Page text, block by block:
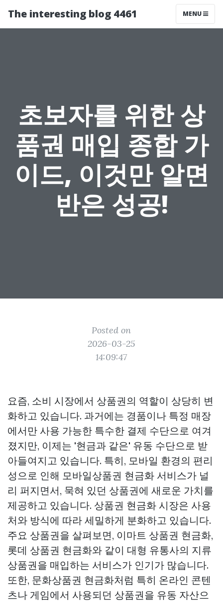
The interesting blog 4461 MENU
초보자를 위한 상
품권 매입 종합 가
이드, 이것만 알면
반은 성공!
Posted on
2026-03-25
14:09:47
요즘, 소비 시장에서 상품권의 역할이 상당히 변
화하고 있습니다. 과거에는 경품이나 특정 매장
에서만 사용 가능한 특수한 결제 수단으로 여겨
졌지만, 이제는 '현금과 같은' 유동 수단으로 받
아들여지고 있습니다. 특히, 모바일 환경의 편리
성으로 인해 모바일상품권 현금화 서비스가 널
리 퍼지면서, 묵혀 있던 상품권에 새로운 가치를
제공하고 있습니다. 상품권 현금화 시장은 사용
처와 방식에 따라 세밀하게 분화하고 있습니다.
주요 상품권을 살펴보면, 이마트 상품권 현금화,
롯데 상품권 현금화와 같이 대형 유통사의 지류
상품권을 매입하는 서비스가 인기가 많습니다.
또한, 문화상품권 현금화처럼 특히 온라인 콘텐
츠나 게임에서 사용되던 상품권을 유동 자산으